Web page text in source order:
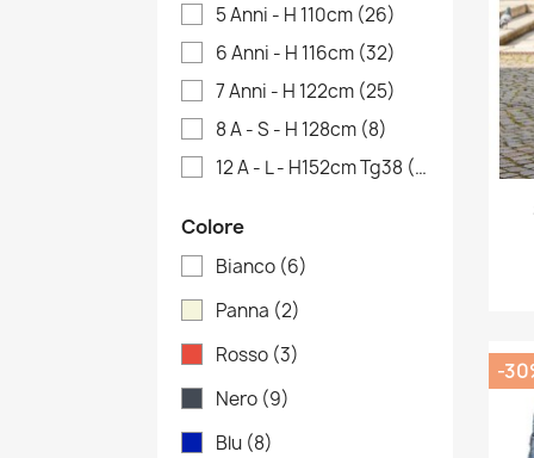
5 Anni - H 110cm (26)
6 Anni - H 116cm (32)
7 Anni - H 122cm (25)
8 A - S - H 128cm (8)
12 A - L - H152cm Tg38 (1)
Colore
Bianco (6)
Panna (2)
Rosso (3)
Nero (9)
Blu (8)
-